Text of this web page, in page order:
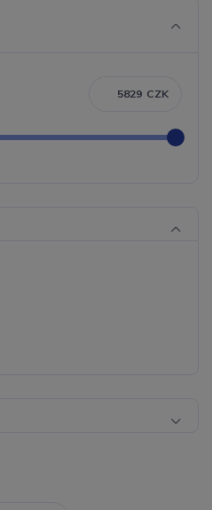
CZK